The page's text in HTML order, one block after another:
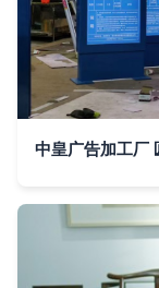
中皇广告加工厂